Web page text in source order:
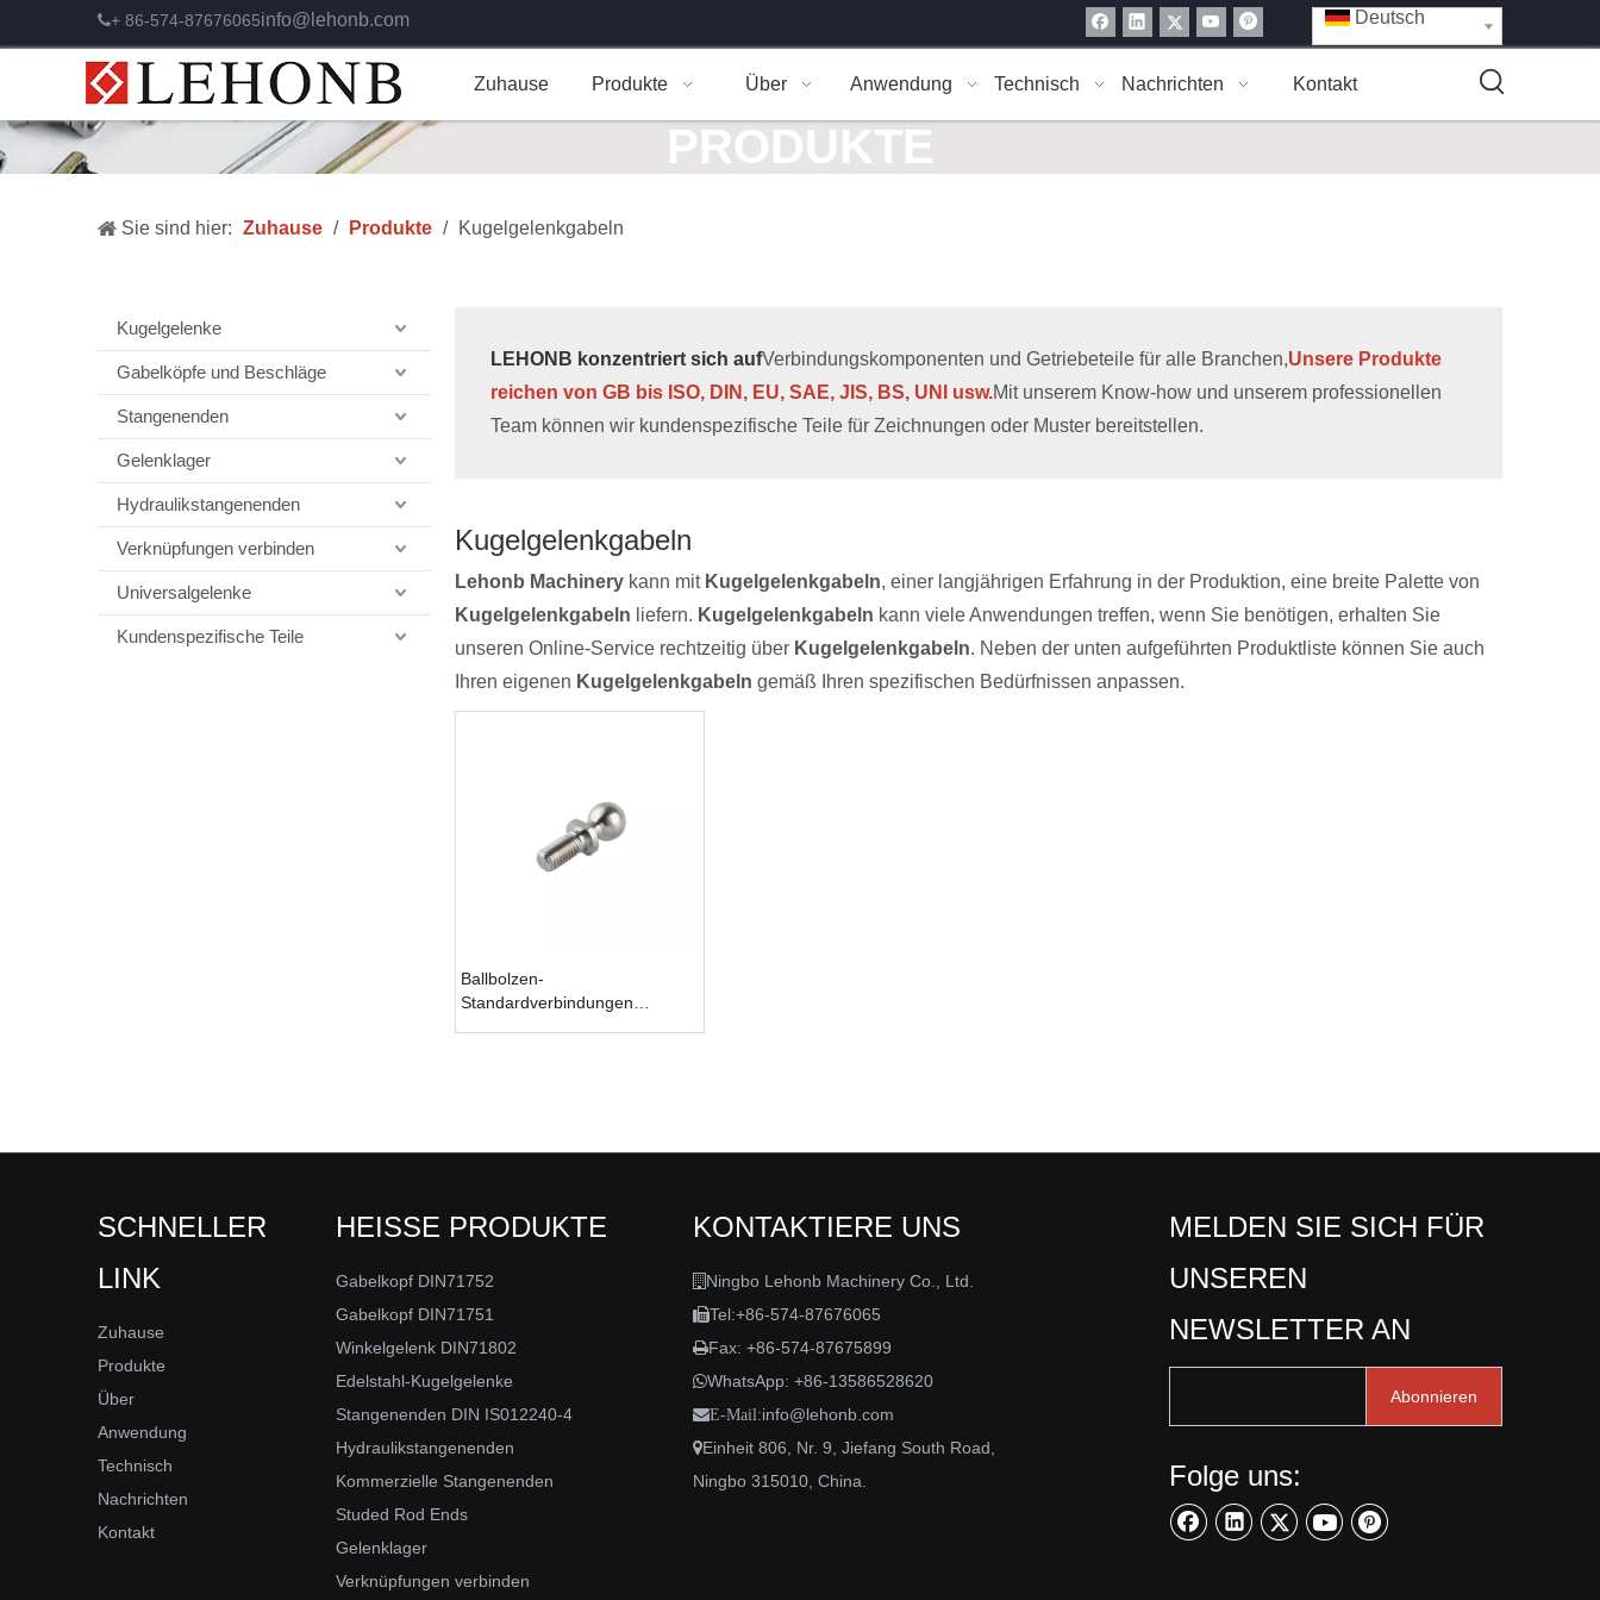
+ 86-574-87676065info@lehonb.com Deutsch
Zuhause Produkte Über Anwendung Technisch Nachrichten Kontakt
PRODUKTE
Sie sind hier: Zuhause / Produkte / Kugelgelenkgabeln
Kugelgelenke
Gabelköpfe und Beschläge
Stangenenden
Gelenklager
Hydraulikstangenenden
Verknüpfungen verbinden
Universalgelenke
Kundenspezifische Teile
LEHONB konzentriert sich aufVerbindungskomponenten und Getriebeteile für alle Branchen,Unsere Produkte
reichen von GB bis ISO, DIN, EU, SAE, JIS, BS, UNI usw.Mit unserem Know-how und unserem professionellen
Team können wir kundenspezifische Teile für Zeichnungen oder Muster bereitstellen.
Kugelgelenkgabeln
Lehonb Machinery kann mit Kugelgelenkgabeln, einer langjährigen Erfahrung in der Produktion, eine breite Palette von
Kugelgelenkgabeln liefern. Kugelgelenkgabeln kann viele Anwendungen treffen, wenn Sie benötigen, erhalten Sie
unseren Online-Service rechtzeitig über Kugelgelenkgabeln. Neben der unten aufgeführten Produktliste können Sie auch
Ihren eigenen Kugelgelenkgabeln gemäß Ihren spezifischen Bedürfnissen anpassen.
Ballbolzen-
Standardverbindungen
SCHNELLER
LINK
Zuhause
Produkte
Über
Anwendung
Technisch
Nachrichten
Kontakt
HEISSE PRODUKTE
Gabelkopf DIN71752
Gabelkopf DIN71751
Winkelgelenk DIN71802
Edelstahl-Kugelgelenke
Stangenenden DIN IS012240-4
Hydraulikstangenenden
Kommerzielle Stangenenden
Studed Rod Ends
Gelenklager
Verknüpfungen verbinden
KONTAKTIERE UNS
 Ningbo Lehonb Machinery Co., Ltd.
Tel:+86-574-87676065
Fax: +86-574-87675899
WhatsApp: +86-13586528620
E-Mail:info@lehonb.com
Einheit 806, Nr. 9, Jiefang South Road,
Ningbo 315010, China.
MELDEN SIE SICH FÜR
UNSEREN
NEWSLETTER AN
Abonnieren
Folge uns: